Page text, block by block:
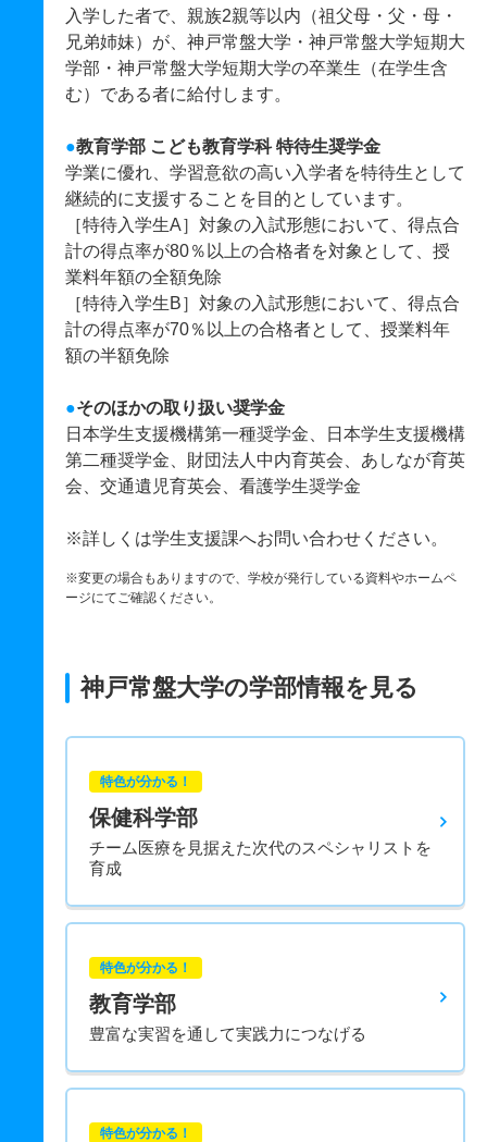
入学した者で、親族2親等以内（祖父母・父・母・
兄弟姉妹）が、神戸常盤大学・神戸常盤大学短期大
学部・神戸常盤大学短期大学の卒業生（在学生含
む）である者に給付します。
●教育学部 こども教育学科 特待生奨学金
学業に優れ、学習意欲の高い入学者を特待生として
継続的に支援することを目的としています。
［特待入学生A］対象の入試形態において、得点合
計の得点率が80％以上の合格者を対象として、授
業料年額の全額免除
［特待入学生B］対象の入試形態において、得点合
計の得点率が70％以上の合格者として、授業料年
額の半額免除
●そのほかの取り扱い奨学金
日本学生支援機構第一種奨学金、日本学生支援機構
第二種奨学金、財団法人中内育英会、あしなが育英
会、交通遺児育英会、看護学生奨学金
※詳しくは学生支援課へお問い合わせください。
※変更の場合もありますので、学校が発行している資料やホームペ
ージにてご確認ください。
神戸常盤大学の学部情報を見る
特色が分かる！
保健科学部
チーム医療を見据えた次代のスペシャリストを
育成
特色が分かる！
教育学部
豊富な実習を通して実践力につなげる
特色が分かる！